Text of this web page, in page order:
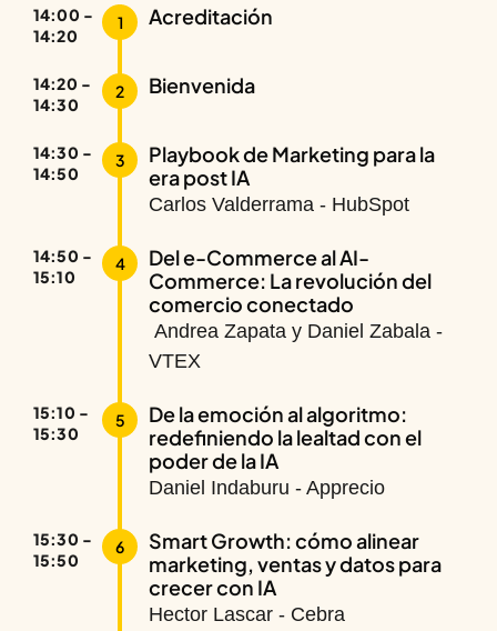
14:00 -
14:20
1 Acreditación
14:20 -
14:30
2 Bienvenida
14:30 -
14:50
3
Playbook de Marketing para la
era post IA
Carlos Valderrama - HubSpot
14:50 -
15:10
4
Del e-Commerce al AI-
Commerce: La revolución del
comercio conectado
Andrea Zapata y Daniel Zabala -
VTEX
15:10 -
15:30
5
De la emoción al algoritmo:
redefiniendo la lealtad con el
poder de la IA
Daniel Indaburu - Apprecio
15:30 -
15:50
6
Smart Growth: cómo alinear
marketing, ventas y datos para
crecer con IA
Hector Lascar - Cebra